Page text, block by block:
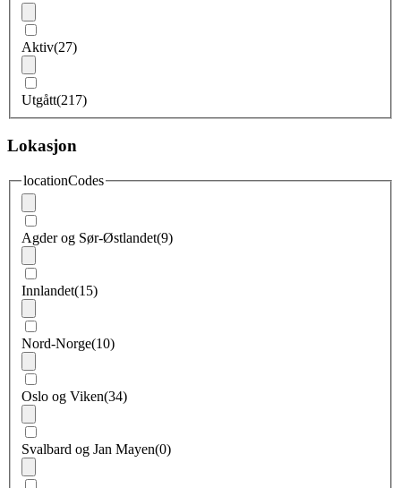
Aktiv(27)
Utgått(217)
Lokasjon
locationCodes
Agder og Sør-Østlandet(9)
Innlandet(15)
Nord-Norge(10)
Oslo og Viken(34)
Svalbard og Jan Mayen(0)